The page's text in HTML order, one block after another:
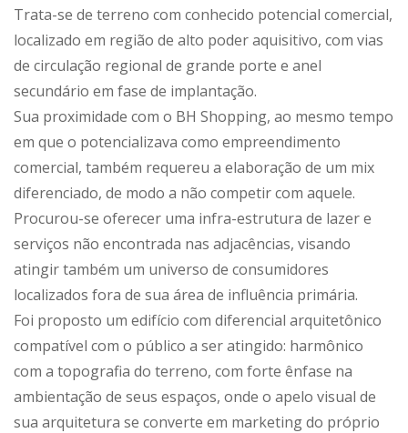
Trata-se de terreno com conhecido potencial comercial,
localizado em região de alto poder aquisitivo, com vias
de circulação regional de grande porte e anel
secundário em fase de implantação.
Sua proximidade com o BH Shopping, ao mesmo tempo
em que o potencializava como empreendimento
comercial, também requereu a elaboração de um mix
diferenciado, de modo a não competir com aquele.
Procurou-se oferecer uma infra-estrutura de lazer e
serviços não encontrada nas adjacências, visando
atingir também um universo de consumidores
localizados fora de sua área de influência primária.
Foi proposto um edifício com diferencial arquitetônico
compatível com o público a ser atingido: harmônico
com a topografia do terreno, com forte ênfase na
ambientação de seus espaços, onde o apelo visual de
sua arquitetura se converte em marketing do próprio